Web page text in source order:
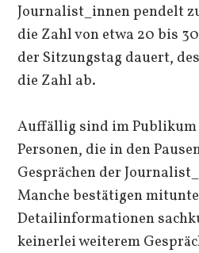
Journalist_innen pendelt
die Zahl von etwa 20 bis
der Sitzungstag dauert,
die Zahl ab.
Auffällig sind im
Personen, die in den
Gesprächen der
Manche bestätigen
Detailinformationen
keinerlei weiterem